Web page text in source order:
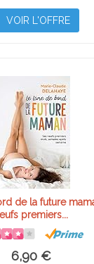
VOIR L'OFFRE
de la future
premiers...
6,90 €